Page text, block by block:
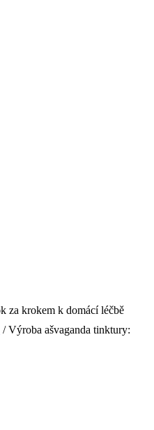
/ Výroba ašvaganda tinktury: